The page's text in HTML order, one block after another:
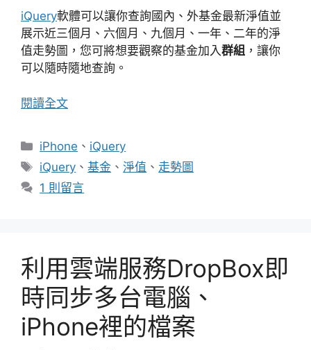
iQuery軟體可以讓你查詢國內、外基金最新淨值並
展示近三個月、六個月、九個月、一年、二年的淨
值走勢圖，您可將想要觀察的基金加入群組 ，讓你
可以隨時隨地查詢。
閱讀全文
分
類
iPhone 、 iQuery
標
籤
iQuery 、基金 、淨值 、 走勢圖
1 則留言
利用雲端服務DropBox即
時同步多台電腦、
iPhone裡的檔案